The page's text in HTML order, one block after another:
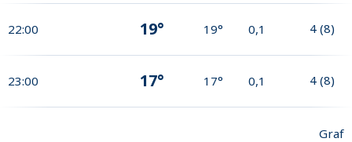
22:00 19° 19° 0,1 4 (8)
23:00 17° 17° 0,1 4 (8)
Graf